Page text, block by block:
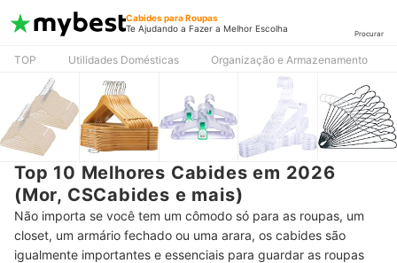
Cabides para Roupas
Te Ajudando a Fazer a Melhor Escolha
Procurar
TOP Utilidades Domésticas Organização e Armazenamento
Top 10 Melhores Cabides em 2026
(Mor, CSCabides e mais)
Não importa se você tem um cômodo só para as roupas, um
closet, um armário fechado ou uma arara, os cabides são
igualmente importantes e essenciais para guardar as roupas